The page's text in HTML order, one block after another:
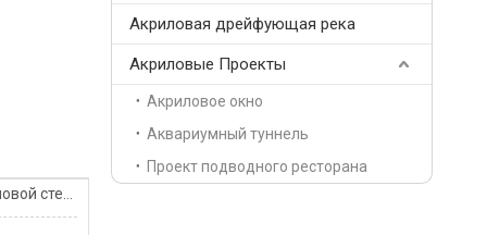
Акриловая дрейфующая река
Акриловые Проекты
Акриловое окно
Аквариумный туннель
Проект подводного ресторана